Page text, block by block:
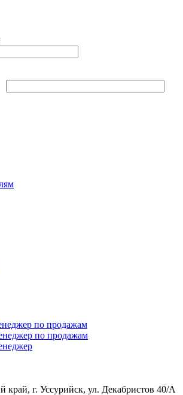
по продажам
по продажам
край, г. Уссурийск, ул. Декабристов 40/А